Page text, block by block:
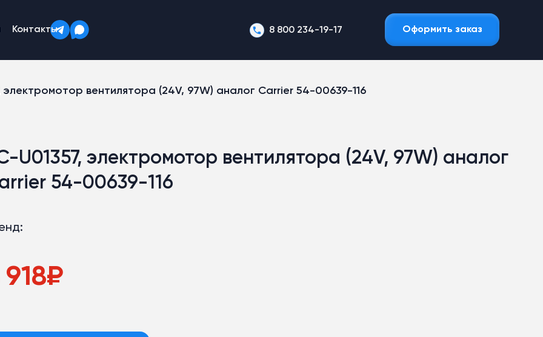
Контакты 8 800 234-19-17 Оформить заказ
электромотор вентилятора (24V, 97W) аналог Carrier 54-00639-116
U01357, электромотор вентилятора (24V, 97W) аналог
54-00639-116
₽